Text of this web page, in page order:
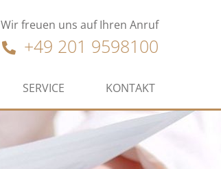
Wir freuen uns auf Ihren Anruf
+49 201 9598100
SERVICE KONTAKT